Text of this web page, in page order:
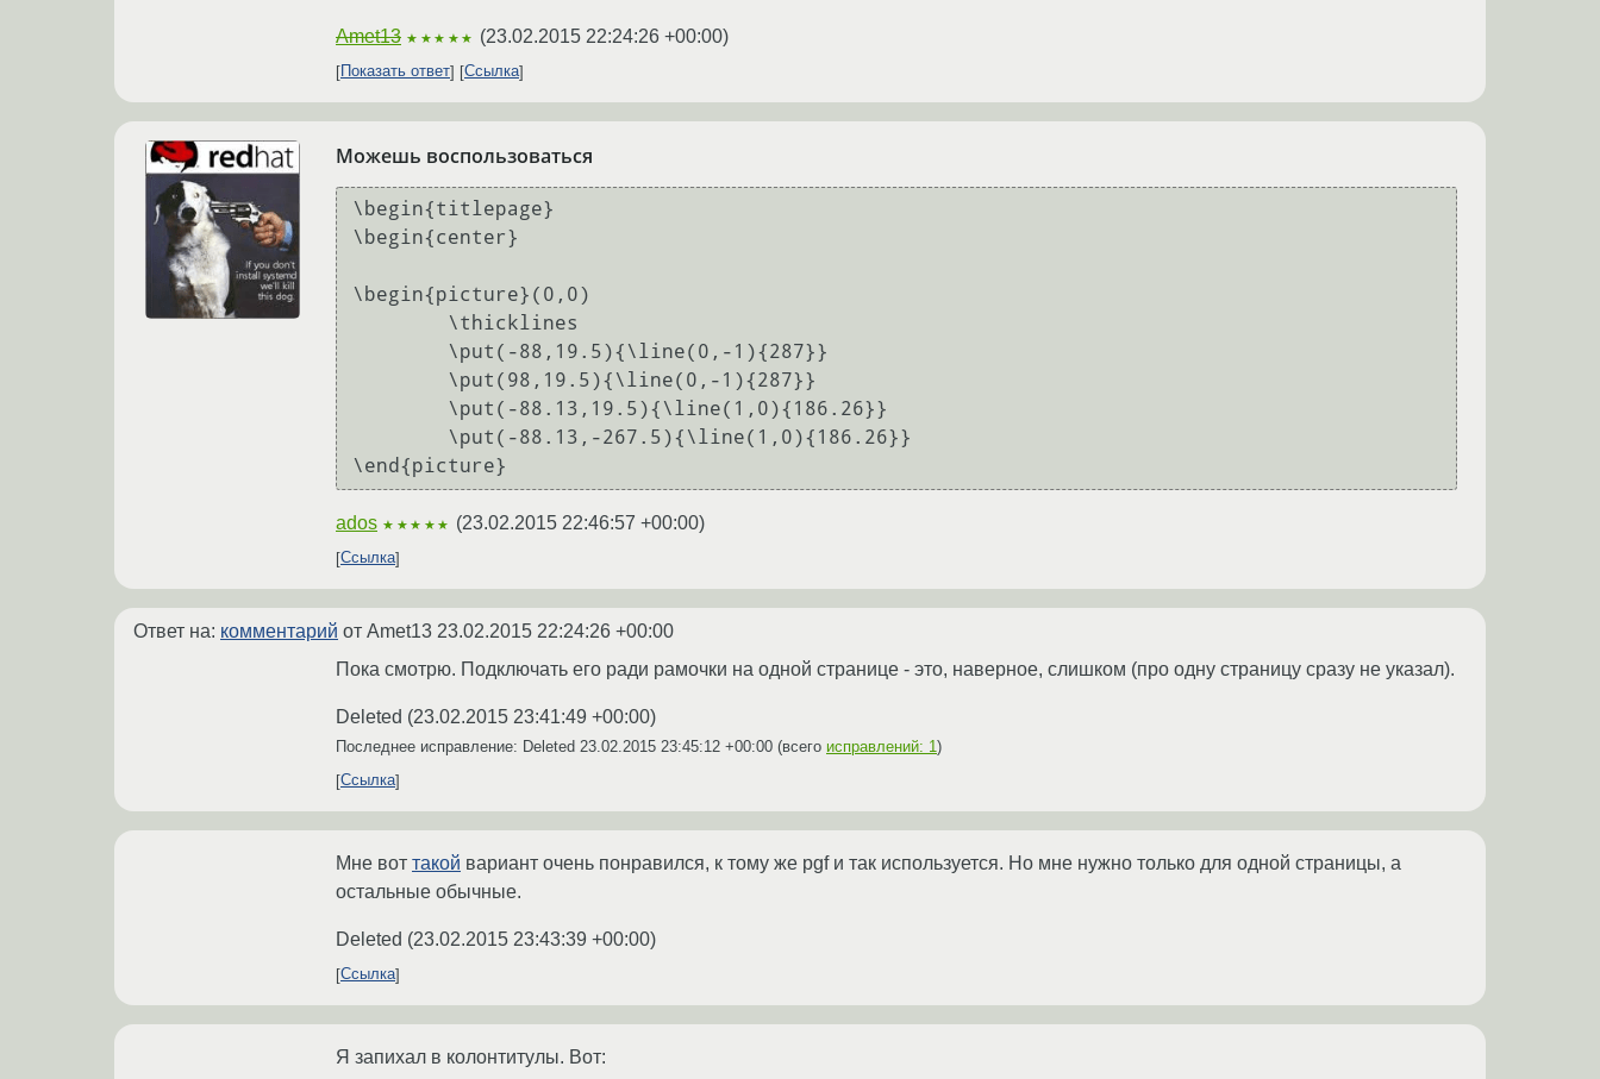
Amet13 ★★★★★ (23.02.2015 22:24:26 +00:00)
Показать ответ Ссылка
Можешь воспользоваться
\begin{titlepage}
\begin{center}
\begin{picture}(0,0)
ados ★★★★★ (23.02.2015 22:46:57 +00:00)
Ссылка
Ответ на: комментарий от Amet13 23.02.2015 22:24:26 +00:00
Пока смотрю. Подключать его ради рамочки на одной странице - это, наверное, слишком (про одну страницу сразу не указал).
Deleted (23.02.2015 23:41:49 +00:00)
Последнее исправление: Deleted 23.02.2015 23:45:12 +00:00 (всего исправлений: 1 )
Ссылка
Мне вот такой вариант очень понравился, к тому же pgf и так используется. Но мне нужно только для одной страницы, а
остальные обычные.
Deleted (23.02.2015 23:43:39 +00:00)
Ссылка
Я запихал в колонтитулы. Вот: